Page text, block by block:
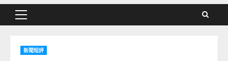
Primary
新聞短評